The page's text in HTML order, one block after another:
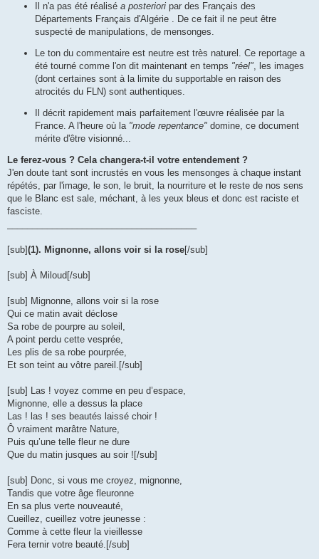
Il n'a pas été réalisé a posteriori par des Français des
Départements Français d'Algérie . De ce fait il ne peut être
suspecté de manipulations, de mensonges.
Le ton du commentaire est neutre est très naturel. Ce reportage a
été tourné comme l'on dit maintenant en temps "réel", les images
(dont certaines sont à la limite du supportable en raison des
atrocités du FLN) sont authentiques.
Il décrit rapidement mais parfaitement l'œuvre réalisée par la
France. A l'heure où la "mode repentance" domine, ce document
mérite d'être visionné...
Le ferez-vous ? Cela changera-t-il votre entendement ?
J'en doute tant sont incrustés en vous les mensonges à chaque instant
répétés, par l'image, le son, le bruit, la nourriture et le reste de nos sens
que le Blanc est sale, méchant, à les yeux bleus et donc est raciste et
fasciste.
[sub](1). Mignonne, allons voir si la rose[/sub]
[sub] À Miloud[/sub]
[sub] Mignonne, allons voir si la rose
Qui ce matin avait déclose
Sa robe de pourpre au soleil,
A point perdu cette vesprée,
Les plis de sa robe pourprée,
Et son teint au vôtre pareil.[/sub]
[sub] Las ! voyez comme en peu d’espace,
Mignonne, elle a dessus la place
Las ! las ! ses beautés laissé choir !
Ô vraiment marâtre Nature,
Puis qu’une telle fleur ne dure
Que du matin jusques au soir ![/sub]
[sub] Donc, si vous me croyez, mignonne,
Tandis que votre âge fleuronne
En sa plus verte nouveauté,
Cueillez, cueillez votre jeunesse :
Comme à cette fleur la vieillesse
Fera ternir votre beauté.[/sub]